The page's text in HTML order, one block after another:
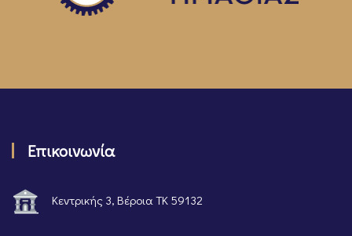
Επικοινωνία
Κεντρικής 3, Βέροια ΤΚ 59132